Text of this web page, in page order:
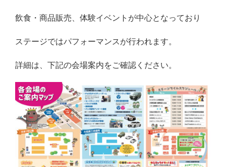
飲食・商品販売、体験イベントが中心となっており
ステージではパフォーマンスが行われます。
詳細は、下記の会場案内をご確認ください。